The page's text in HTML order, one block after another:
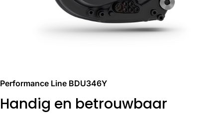
Performance Line BDU346Y
Handig en betrouwbaar